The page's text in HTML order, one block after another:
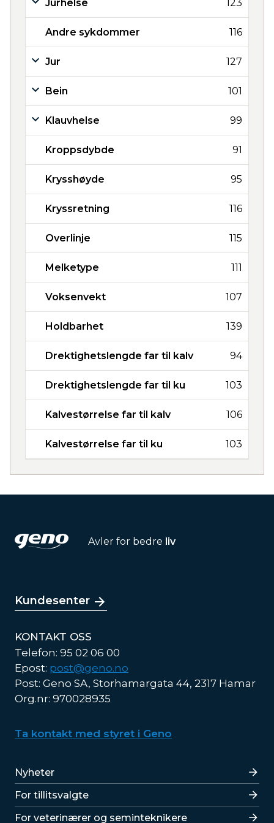
Jurhelse 123
Andre sykdommer 116
Jur 127
Bein 101
Klauvhelse 99
Kroppsdybde 91
Krysshøyde 95
Kryssretning 116
Overlinje 115
Melketype 111
Voksenvekt 107
Holdbarhet 139
Drektighetslengde far til kalv 94
Drektighetslengde far til ku 103
Kalvestørrelse far til kalv 106
Kalvestørrelse far til ku 103
Avler for bedre liv
Kundesenter
KONTAKT OSS
Telefon: 95 02 06 00
Epost: post@geno.no
Post: Geno SA, Storhamargata 44, 2317 Hamar
Org.nr: 970028935
Ta kontakt med styret i Geno
Lenker
Nyheter
For tillitsvalgte
For veterinærer og seminteknikere